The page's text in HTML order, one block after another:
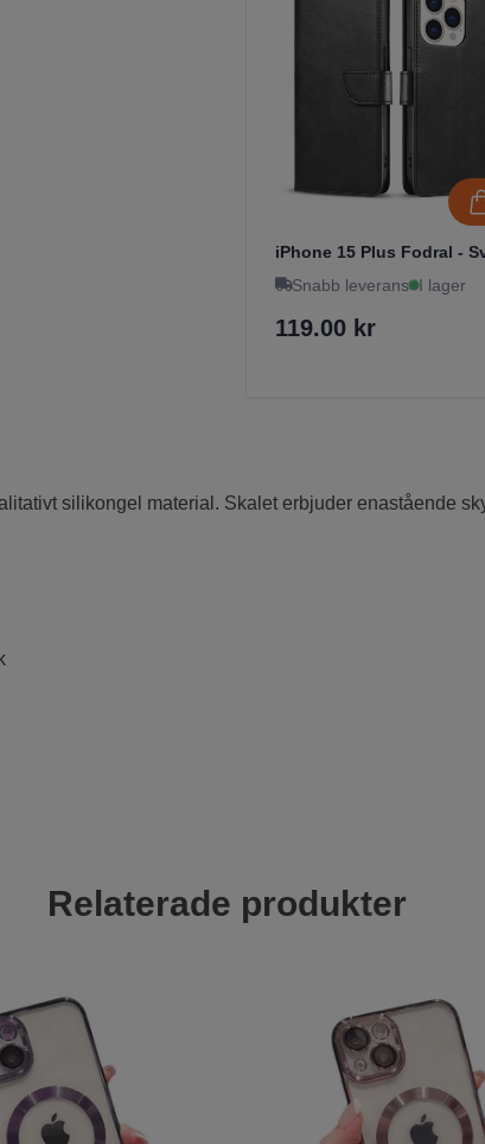
iPhone 15 Plus Fodral -
Snabb leverans I lager
119.00 kr
silikongel material. Skalet erbjuder enastående
Relaterade produkter